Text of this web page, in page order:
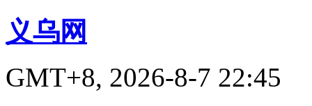
义乌网
GMT+8, 2026-8-7 22:45